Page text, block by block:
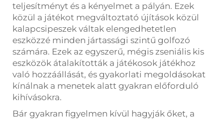
teljesítményt és a kényelmet a pályán. Ezek
közül a játékot megváltoztató újítások közül
kalapcsipeszek váltak elengedhetetlen
eszközzé minden jártassági szintű golfozó
számára. Ezek az egyszerű, mégis zseniális kis
eszközök átalakították a játékosok játékhoz
való hozzáállását, és gyakorlati megoldásokat
kínálnak a menetek alatt gyakran előforduló
kihívásokra.
Bár gyakran figyelmen kívül hagyják őket, a